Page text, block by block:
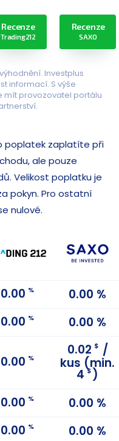
Recenze
Trading212
Recenze
SAXO
Investplus
informací. S výše
mít provozovatel portálu
poplatek zaplatíte při
ale pouze
Velikost poplatku je
pokyn. Pro ostatní
nulové.
0.00 % 0.00 %
0.00 % 0.00 %
0.00 % 0.02 $ /
kus (min.
4$)
0.00 % 0.00 %
0.00 % 0.00 %